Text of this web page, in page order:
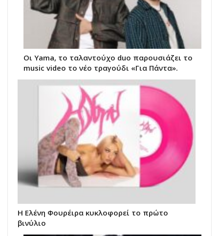
Οι Yama, το ταλαντούχο duo παρουσιάζει το
music video το νέο τραγούδι «Για Πάντα».
Η Ελένη Φουρέιρα κυκλοφορεί το πρώτο
βινύλιο